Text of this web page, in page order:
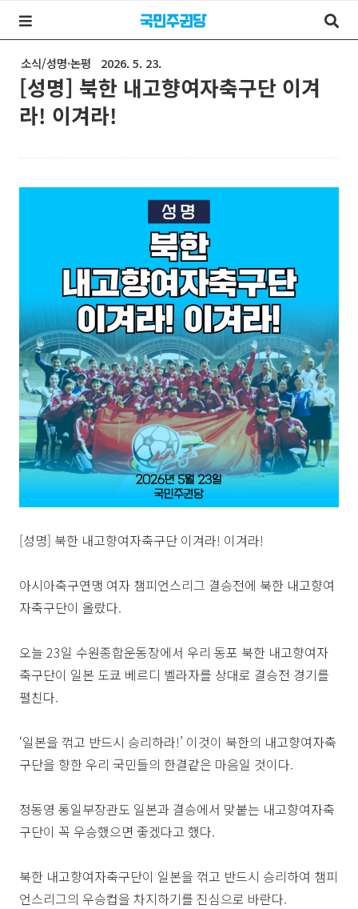
소식/성명·논평 2026. 5. 23.
[성명] 북한 내고향여자축구단 이겨
라! 이겨라!
[성명] 북한 내고향여자축구단 이겨라! 이겨라!
아시아축구연맹 여자 챔피언스리그 결승전에 북한 내고향여
자축구단이 올랐다.
오늘 23일 수원종합운동장에서 우리 동포 북한 내고향여자
축구단이 일본 도쿄 베르디 벨라자를 상대로 결승전 경기를
펼친다.
‘일본을 꺾고 반드시 승리하라!’ 이것이 북한의 내고향여자축
구단을 향한 우리 국민들의 한결같은 마음일 것이다.
정동영 통일부장관도 일본과 결승에서 맞붙는 내고향여자축
구단이 꼭 우승했으면 좋겠다고 했다.
북한 내고향여자축구단이 일본을 꺾고 반드시 승리하여 챔피
언스리그의 우승컵을 차지하기를 진심으로 바란다.